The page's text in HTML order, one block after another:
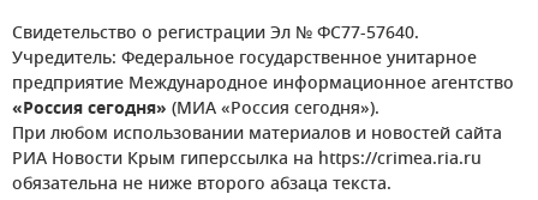
Свидетельство о регистрации Эл № ФС77-57640.
Учредитель: Федеральное государственное унитарное
предприятие Международное информационное агентство
«Россия сегодня» (МИА «Россия сегодня»).
При любом использовании материалов и новостей сайта
РИА Новости Крым гиперссылка на https://crimea.ria.ru
обязательна не ниже второго абзаца текста.